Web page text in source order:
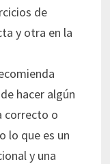
de
y otra en la
hacer algún
correcto o
lo que es un
y una